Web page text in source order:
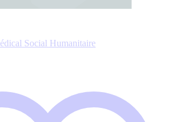
Social Humanitaire